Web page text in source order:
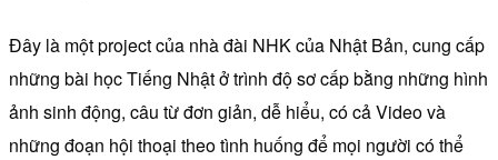
Đây là một project của nhà đài NHK của Nhật Bản, cung cấp
những bài học Tiếng Nhật ở trình độ sơ cấp bằng những hình
ảnh sinh động, câu từ đơn giản, dễ hiểu, có cả Video và
những đoạn hội thoại theo tình huống để mọi người có thể